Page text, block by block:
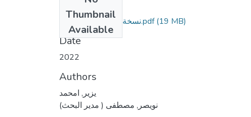
Thumbnail
Available
PDFنسخة مطابقة حرفيا.pdf(19 MB)
Date
2022
Authors
يزير, امحمد
نويصر, مصطفى ( مدير البحث)